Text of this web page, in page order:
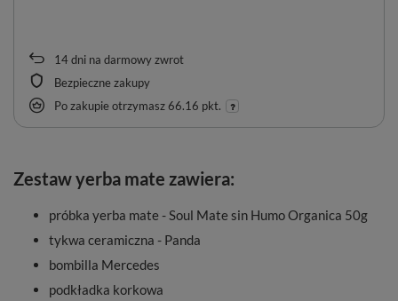
14dni na darmowy zwrot
Bezpieczne zakupy
Po zakupie otrzymasz66.16 pkt.
Zestaw yerba mate zawiera:
próbka yerba mate - Soul Mate sin Humo Organica 50g
tykwa ceramiczna - Panda
bombilla Mercedes
podkładka korkowa